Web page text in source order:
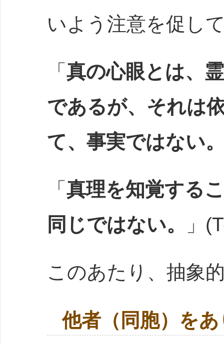
いよう注意を促し
「 真の心眼とは、
であるが、それは
て、事実ではない
「 真理を知覚する
同じではない。
」
このあたり、抽象
他者（同胞）を